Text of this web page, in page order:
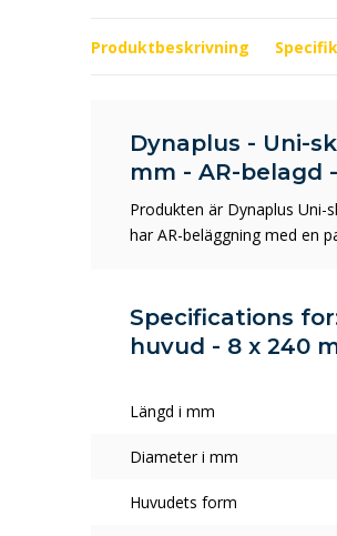
Produktbeskrivning
Dynaplus - Uni-
mm - AR-belagd
Produkten är Dynaplus
har AR-beläggning med en
Specifications
huvud - 8 x 240
Längd i mm
Diameter i mm
Huvudets form